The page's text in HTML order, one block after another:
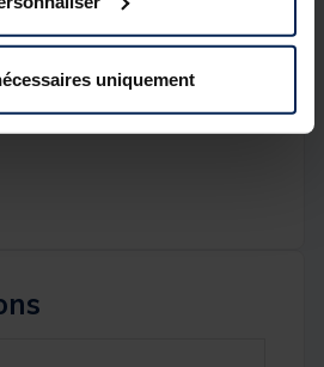
uniquement
au lancer.